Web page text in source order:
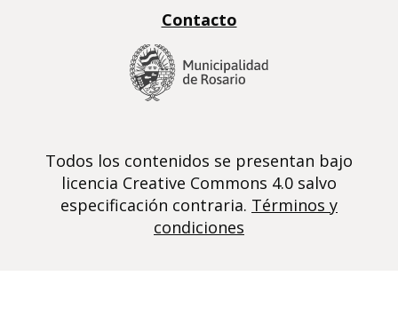
Contacto
Todos los contenidos se presentan bajo
licencia Creative Commons 4.0 salvo
especificación contraria. Términos y
condiciones